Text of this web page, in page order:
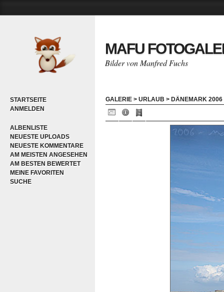
STARTSEITE
ANMELDEN
ALBENLISTE
NEUESTE UPLOADS
NEUESTE KOMMENTARE
AM MEISTEN ANGESEHEN
AM BESTEN BEWERTET
MEINE FAVORITEN
SUCHE
MAFU
Bilder von Manfred Fuchs
GALERIE > URLAUB > DÄNEMARK 2006